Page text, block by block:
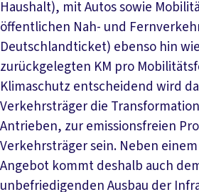
Haushalt), mit Autos sowie
öffentlichen Nah- und
Deutschlandticket) ebenso hin
zurückgelegten KM pro
Klimaschutz entscheidend wird
Verkehrsträger die
Antrieben, zur emissionsfreien
Verkehrsträger sein. Neben
Angebot kommt deshalb auch
unbefriedigenden Ausbau der